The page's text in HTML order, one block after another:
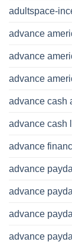
adultspace-
advance
advance
advance
advance cash
advance cash
advance
advance
advance
advance
advance